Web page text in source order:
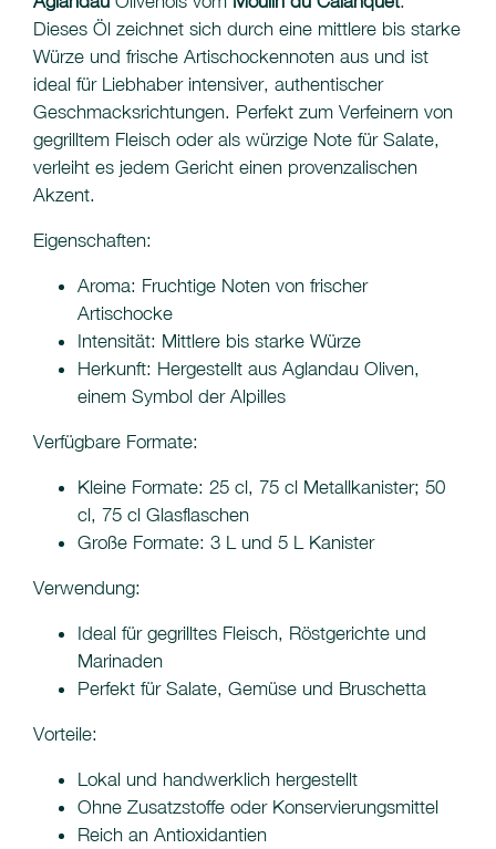
Dieses Öl zeichnet sich durch eine mittlere bis starke
Würze und frische Artischockennoten aus und ist
ideal für Liebhaber intensiver, authentischer
Geschmacksrichtungen. Perfekt zum Verfeinern von
gegrilltem Fleisch oder als würzige Note für Salate,
verleiht es jedem Gericht einen provenzalischen
Akzent.
Eigenschaften:
Aroma: Fruchtige Noten von frischer
Artischocke
Intensität: Mittlere bis starke Würze
Herkunft: Hergestellt aus Aglandau Oliven,
einem Symbol der Alpilles
Verfügbare Formate:
Kleine Formate: 25 cl, 75 cl Metallkanister; 50
cl, 75 cl Glasflaschen
Große Formate: 3 L und 5 L Kanister
Verwendung:
Ideal für gegrilltes Fleisch, Röstgerichte und
Marinaden
Perfekt für Salate, Gemüse und Bruschetta
Vorteile:
Lokal und handwerklich hergestellt
Ohne Zusatzstoffe oder Konservierungsmittel
Reich an Antioxidantien